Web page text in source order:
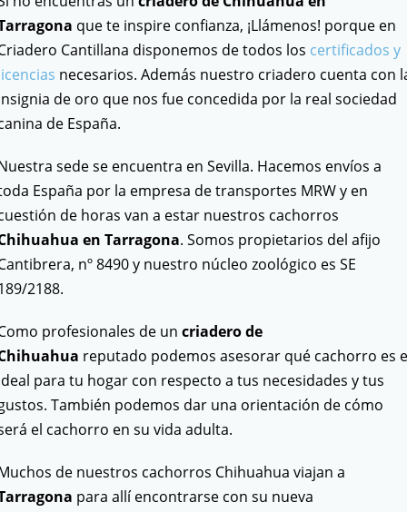
que te inspire confianza, ¡Llámenos! porque en
Cantillana disponemos de todos los certificados y
necesarios. Además nuestro criadero cuenta con
de oro que nos fue concedida por la real sociedad
de España.
sede se encuentra en Sevilla. Hacemos envíos a
España por la empresa de transportes MRW y en
de horas van a estar nuestros cachorros
en Tarragona. Somos propietarios del afijo
nº 8490 y nuestro núcleo zoológico es SE
2188.
profesionales de un criadero de
reputado podemos asesorar qué cachorro es
para tu hogar con respecto a tus necesidades y tus
También podemos dar una orientación de cómo
el cachorro en su vida adulta.
de nuestros cachorros Chihuahua viajan a
para allí encontrarse con su nueva